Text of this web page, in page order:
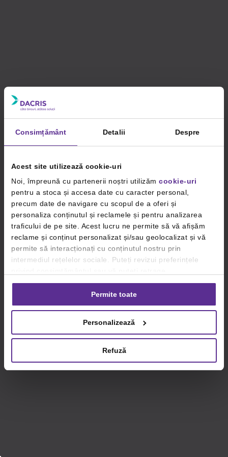
Consimțământ Detalii Despre
Acest site utilizează cookie-uri
Noi, împreună cu partenerii noștri utilizăm cookie-uri
pentru a stoca și accesa date cu caracter personal,
precum date de navigare cu scopul de a oferi și
personaliza conținutul și reclamele și pentru analizarea
traficului de pe site. Acest lucru ne permite să vă afișăm
reclame și conținut personalizat și/sau geolocalizat și vă
permite să interacționați cu conținutul nostru prin
intermediul rețelelor sociale. Puteți revizui preferințele
consimțământul oricând, făcând click pe linkul către
setările dvs. de cookie-uri.
privind utilizarea modulelor cookie.Detalii
Permite toate
Personalizează
Refuză